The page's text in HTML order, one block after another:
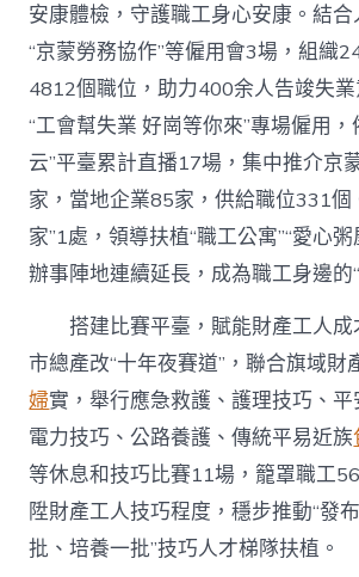
安康體檢，守護職工身心安康。結合
“京蒙勞務協作”等僱用會3場，組織
4812個職位，助力400余人告竣失
“工會幫失業 好崗等你來”專場僱用，
云”平臺累計直播17場，集中推介京
家，當地企業85家，供給職位331個
家”1處，領導扶植“職工公寓”“愛心
辦事陣地連續延長，成為職工身邊的
搭建比賽平臺，賦能財產工人成
市總產改“十年夜賽道”，聯合旗域財
婦實，舉行應急救護、護理技巧、平
電力技巧、公路養護、傳統平易近族
等休息和技巧比賽11場，籠罩職工
陞財產工人技巧程度，穩步推動“發
批、培養一批”技巧人才梯隊扶植。